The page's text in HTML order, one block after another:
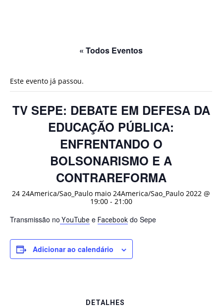
« Todos Eventos
Este evento já passou.
TV SEPE: DEBATE EM DEFESA DA
EDUCAÇÃO PÚBLICA:
ENFRENTANDO O
BOLSONARISMO E A
CONTRAREFORMA
24 24America/Sao_Paulo maio 24America/Sao_Paulo 2022 @
19:00- 21:00
Transmissão no YouTube e Facebook do Sepe
Adicionar ao calendário
DETALHES